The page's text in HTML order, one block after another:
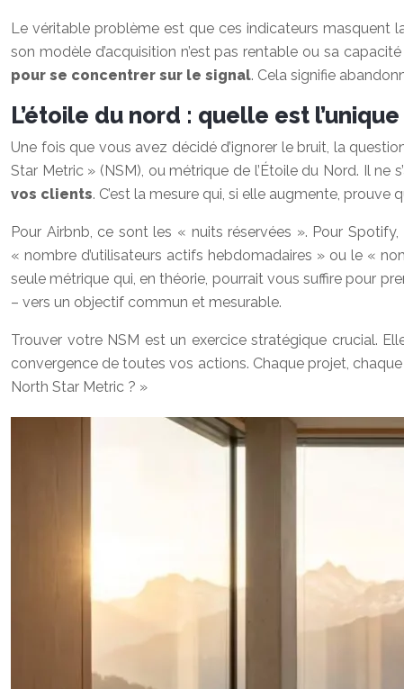
Le véritable problème est que ces indicateurs masquent
son modèle d’acquisition n’est pas rentable ou sa
pour se concentrer sur le signal. Cela signifie
L’étoile du nord : quelle est
Une fois que vous avez décidé d’ignorer le bruit, la
Star Metric » (NSM), ou métrique de l’Étoile du Nord. Il ne
vos clients. C’est la mesure qui, si elle augmente,
Pour Airbnb, ce sont les « nuits réservées ». Pour
« nombre d’utilisateurs actifs hebdomadaires » ou le «
seule métrique qui, en théorie, pourrait vous suffire pour
– vers un objectif commun et mesurable.
Trouver votre NSM est un exercice stratégique crucial.
convergence de toutes vos actions. Chaque projet,
North Star Metric ? »